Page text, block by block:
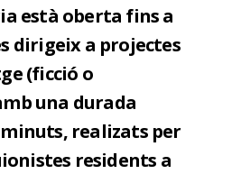
està oberta fins a
dirigeix a projectes
(ficció o
una durada
realizats per
residents a